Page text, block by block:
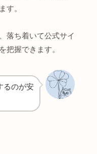
す。
落ち着いて公式サイ
把握できます。
るのが安